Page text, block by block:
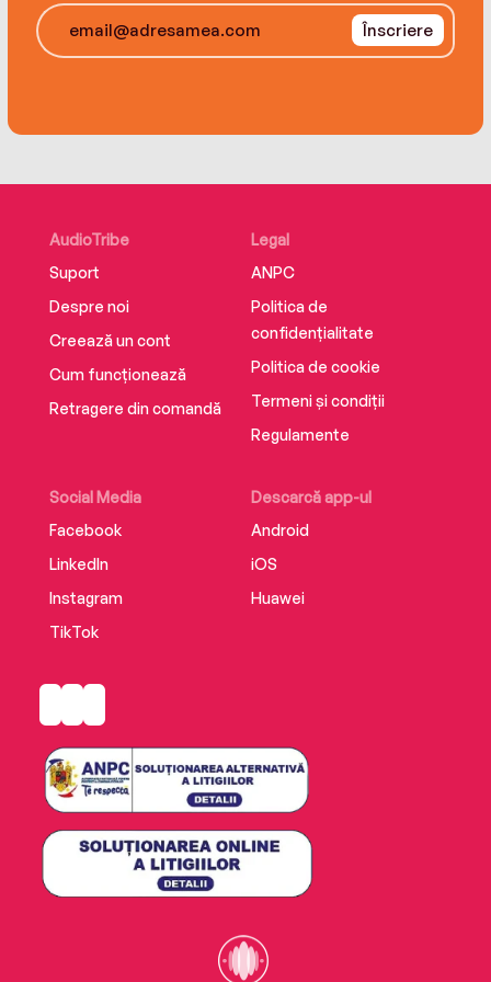
Înscriere
AudioTribe
Suport
Despre noi
Creează un cont
Cum funcționează
Retragere din comandă
Social Media
Facebook
LinkedIn
Instagram
TikTok
Descarcă app-ul
Android
iOS
Huawei
Legal
ANPC
Politica de
confidențialitate
Politica de cookie
Termeni și condiții
Regulamente